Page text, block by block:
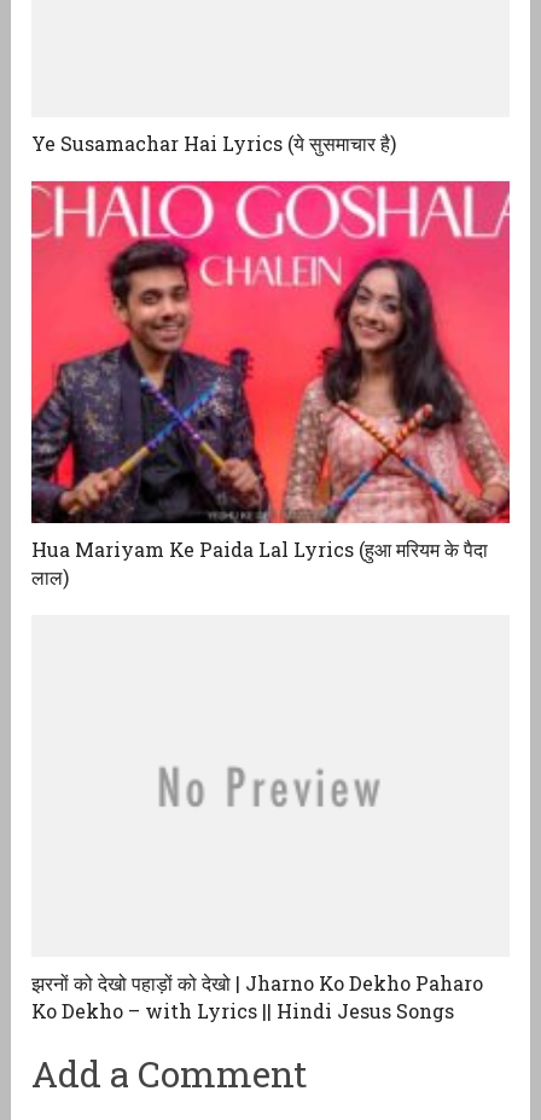
Ye Susamachar Hai Lyrics (ये सुसमाचार है)
Hua Mariyam Ke Paida Lal Lyrics (हुआ मरियम के पैदा
लाल)
झरनों को देखो पहाड़ों को देखो | Jharno Ko Dekho Paharo
Ko Dekho – with Lyrics || Hindi Jesus Songs
Add a Comment